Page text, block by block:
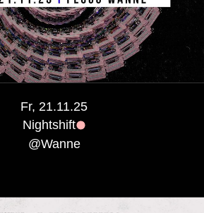
Fr, 21.11.25
Nightshift
@Wanne